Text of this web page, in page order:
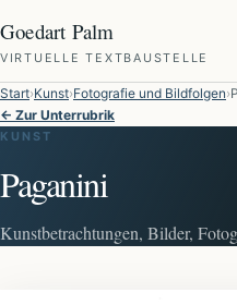
Goedart Palm
VIRTUELLE TEXTBAUSTELLE
Start Kunst Fotografie und Bildfolgen
← Zur Unterrubrik
KUNST
Paganini
Kunstbetrachtungen, Bilder,